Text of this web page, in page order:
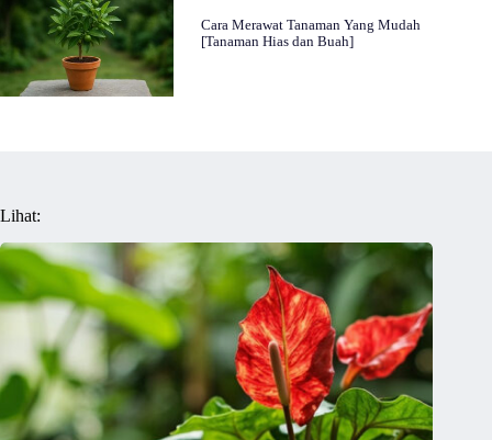
Cara Merawat Tanaman Yang Mudah
[Tanaman Hias dan Buah]
Lihat: